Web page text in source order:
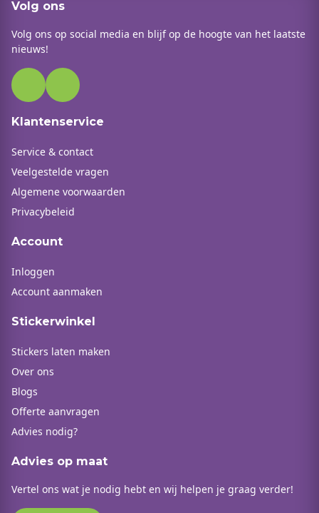
Volg ons
Volg ons op social media en blijf op de hoogte van het laatste
nieuws!
Klantenservice
Service & contact
Veelgestelde vragen
Algemene voorwaarden
Privacybeleid
Account
Inloggen
Account aanmaken
Stickerwinkel
Stickers laten maken
Over ons
Blogs
Offerte aanvragen
Advies nodig?
Advies op maat
Vertel ons wat je nodig hebt en wij helpen je graag verder!